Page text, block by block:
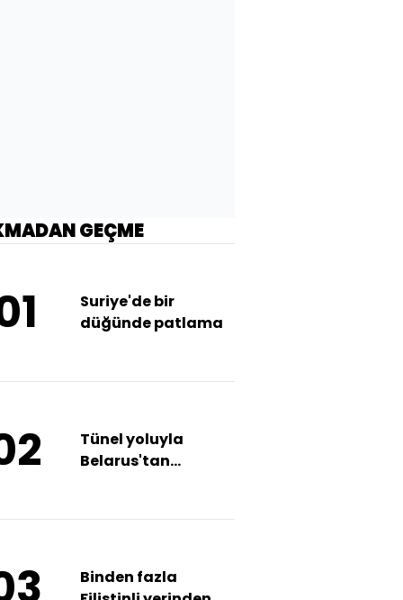
GEÇME
Suriye'de bir
düğünde patlama
Tünel yoluyla
Belarus'tan
Binden fazla